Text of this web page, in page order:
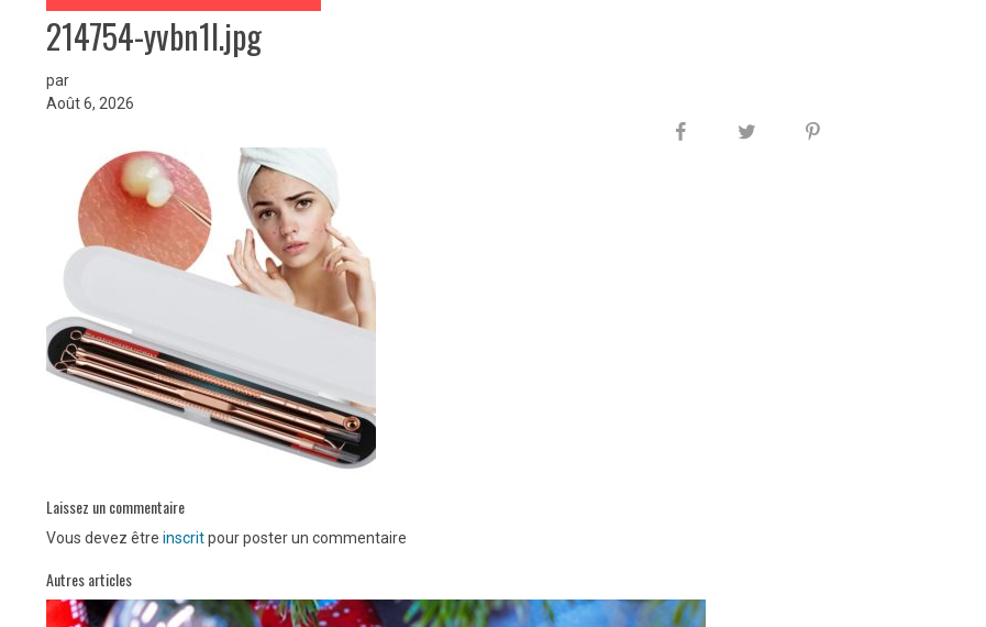
214754-yvbn1l.jpg
par
Août 6, 2026
Laissez un commentaire
Vous devez être inscritpour poster un commentaire
Autres articles